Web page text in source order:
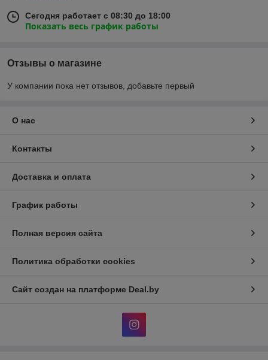
Сегодня работает с 08:30 до 18:00
Показать весь график работы
Отзывы о магазине
У компании пока нет отзывов, добавьте первый
О нас
Контакты
Доставка и оплата
График работы
Полная версия сайта
Политика обработки cookies
Сайт создан на платформе Deal.by